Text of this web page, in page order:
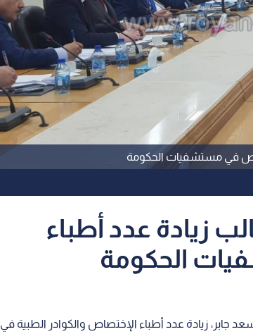
في مستشفيات الحكومة
زيادة عدد أطباء
الحكومة
جابر، زيادة عدد أطباء الإختصاص والكوادر الطبية في